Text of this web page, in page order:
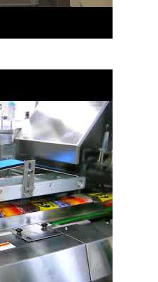
グパティ包装機